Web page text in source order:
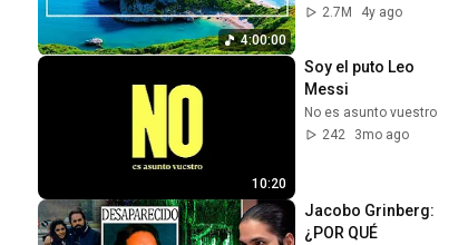
4:00:00
Music For Deep
2.7M
4y ago
10:20
Soy el puto Leo
Messi
No es asunto vuestro
242
3mo ago
Jacobo Grinberg:
¿POR QUÉ